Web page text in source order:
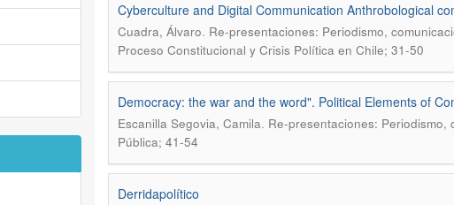
Cyberculture and Digital Communication Anthrobological
Cuadra, Álvaro. Re-presentaciones: Periodismo,
Proceso Constitucional y Crisis Política en Chile; 31-50
Democracy: the war and the word". Political Elements of
Escanilla Segovia, Camila. Re-presentaciones:
Pública; 41-54
Derridapolítico